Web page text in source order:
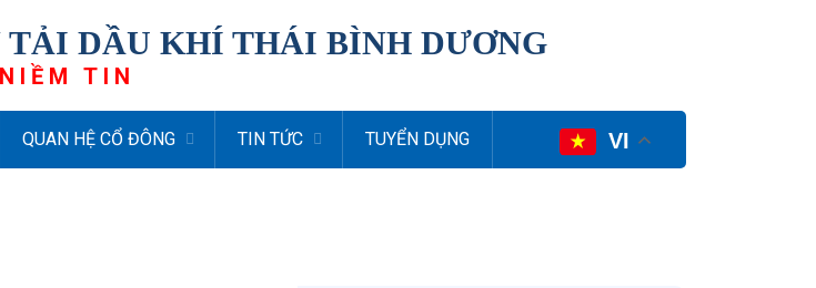
TẢI DẦU KHÍ THÁI BÌNH DƯƠNG
TIN
VI
QUAN HỆ CỔ ĐÔNG TIN TỨC TUYỂN DỤNG